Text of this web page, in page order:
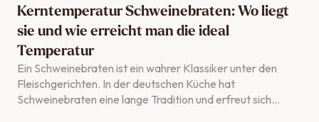
Kerntemperatur Schweinebraten: Wo liegt
sie und wie erreicht man die ideal
Temperatur
Ein Schweinebraten ist ein wahrer Klassiker unter den
Fleischgerichten. In der deutschen Küche hat
Schweinebraten eine lange Tradition und erfreut sich